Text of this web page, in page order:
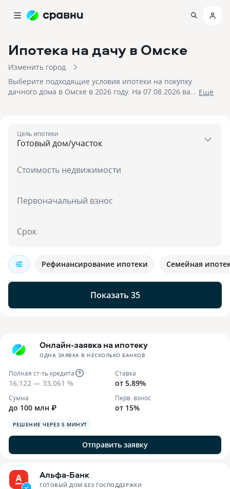
Ипотека на дачу в Омске
Изменить город
Выберите подходящие условия ипотеки на покупку
дачного дома в Омске в 2026 году. На 07.08.2026 вам Eщё
Цель ипотеки
Стоимость недвижимости
Первоначальный взнос
Срок
Показать 35
Рефинансирование ипотеки Семейная
Онлайн-заявка на ипотеку
ОДНА ЗАЯВКА В НЕСКОЛЬКО БАНКОВ
Полная ст-ть кредита
16,122 — 33,061 %
Ставка
от 5,89%
Сумма
до 100 млн ₽
Перв. взнос
от 15%
РЕШЕНИЕ ЧЕРЕЗ 5 МИНУТ
Отправить заявку
Альфа-Банк
ГОТОВЫЙ ДОМ БЕЗ ГОСПОДДЕРЖКИ